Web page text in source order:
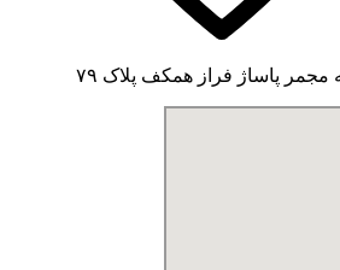
پاساژ فراز همکف پلاک ۷۹